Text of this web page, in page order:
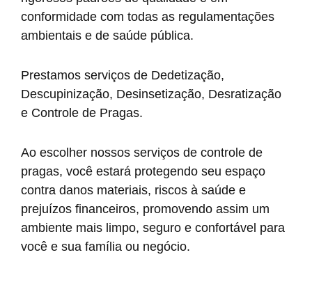
conformidade com todas as regulamentações
ambientais e de saúde pública.
Prestamos serviços de Dedetização,
Descupinização, Desinsetização, Desratização
e Controle de Pragas.
Ao escolher nossos serviços de controle de
pragas, você estará protegendo seu espaço
contra danos materiais, riscos à saúde e
prejuízos financeiros, promovendo assim um
ambiente mais limpo, seguro e confortável para
você e sua família ou negócio.